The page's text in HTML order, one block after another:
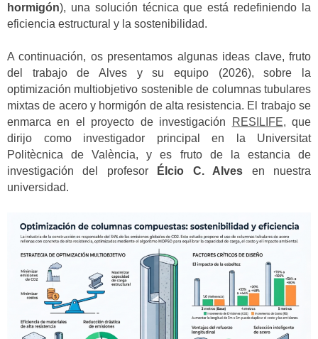
hormigón), una solución técnica que está redefiniendo la
eficiencia estructural y la sostenibilidad.
A continuación, os presentamos algunas ideas clave, fruto
del trabajo de Alves y su equipo (2026), sobre la
optimización multiobjetivo sostenible de columnas tubulares
mixtas de acero y hormigón de alta resistencia. El trabajo se
enmarca en el proyecto de investigación
RESILIFE, que
dirijo como investigador principal en la Universitat
Politècnica de València, y es fruto de la estancia de
investigación del profesor
Élcio C. Alves en nuestra
universidad.